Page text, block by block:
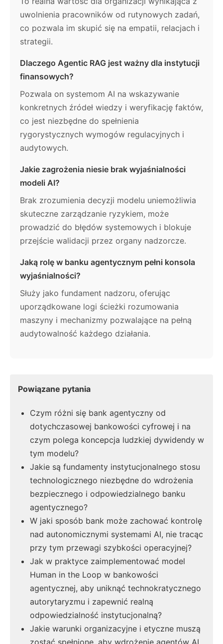
uwolnienia pracowników od rutynowych zadań,
co pozwala im skupić się na empatii, relacjach i
strategii.
Dlaczego Agentic RAG jest ważny dla instytucji
finansowych?
Pozwala on systemom AI na wskazywanie
konkretnych źródeł wiedzy i weryfikację faktów,
co jest niezbędne do spełnienia
rygorystycznych wymogów regulacyjnych i
audytowych.
Jakie zagrożenia niesie brak wyjaśnialności
modeli AI?
Brak zrozumienia decyzji modelu uniemożliwia
skuteczne zarządzanie ryzykiem, może
prowadzić do błędów systemowych i blokuje
przejście walidacji przez organy nadzorcze.
Jaką rolę w banku agentycznym pełni konsola
wyjaśnialności?
Służy jako fundament nadzoru, oferując
uporządkowane logi ścieżki rozumowania
maszyny i mechanizmy pozwalające na pełną
audytowalność każdego działania.
Powiązane pytania
Czym różni się bank agentyczny od
dotychczasowej bankowości cyfrowej i na
czym polega koncepcja ludzkiej dywidendy w
tym modelu?
Jakie są fundamenty instytucjonalnego stosu
technologicznego niezbędne do wdrożenia
bezpiecznego i odpowiedzialnego banku
agentycznego?
W jaki sposób bank może zachować kontrolę
nad autonomicznymi systemami AI, nie tracąc
przy tym przewagi szybkości operacyjnej?
Jak w praktyce zaimplementować model
Human in the Loop w bankowości
agentycznej, aby uniknąć technokratycznego
autorytaryzmu i zapewnić realną
odpowiedzialność instytucjonalną?
Jakie warunki organizacyjne i etyczne muszą